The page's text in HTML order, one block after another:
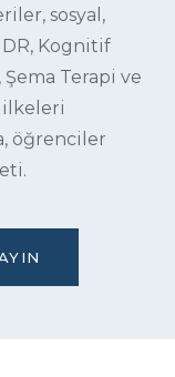
sosyal,
Kognitif
Şema Terapi ve
ilkeleri
öğrenciler